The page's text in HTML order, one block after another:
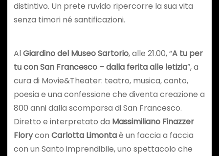
distintivo. Un prete ruvido ripercorre la sua vita
senza timori né santificazioni.
AlGiardino del Museo Sartorio, alle 21.00, “A tu per
tu con San Francesco – dalla ferita alle letizia”, a
cura di Movie&Theater: teatro, musica, canto,
poesia e una confessione che diventa creazione a
800 anni dalla scomparsa di San Francesco.
Diretto e interpretato da Massimiliano Finazzer
Florycon Carlotta Limontaè un faccia a faccia
con un Santo imprendibile, uno spettacolo che